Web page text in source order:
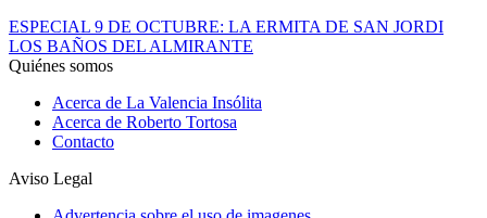
ESPECIAL 9 DE OCTUBRE: LA ERMITA DE SAN JORDI
LOS BAÑOS DEL ALMIRANTE
Quiénes somos
Acerca de La Valencia Insólita
Acerca de Roberto Tortosa
Contacto
Aviso Legal